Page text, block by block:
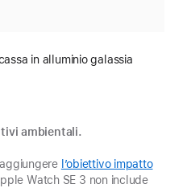
in alluminio galassia
ambientali.
l’obiettivo impatto
Watch SE 3 non include